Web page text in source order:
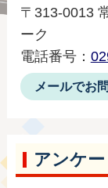
〒313-0013
ーク
電話番号：
メールでお
アンケー